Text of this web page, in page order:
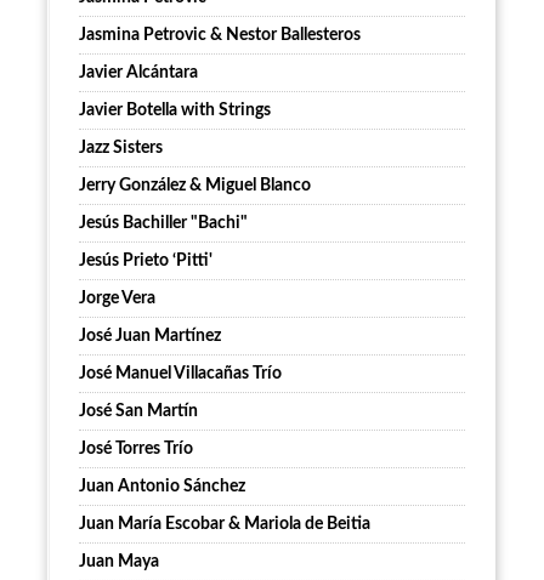
Jasmina Petrovic & Nestor Ballesteros
Javier Alcántara
Javier Botella with Strings
Jazz Sisters
Jerry González & Miguel Blanco
Jesús Bachiller "Bachi"
Jesús Prieto ‘Pitti'
Jorge Vera
José Juan Martínez
José Manuel Villacañas Trío
José San Martín
José Torres Trío
Juan Antonio Sánchez
Juan María Escobar & Mariola de Beitia
Juan Maya